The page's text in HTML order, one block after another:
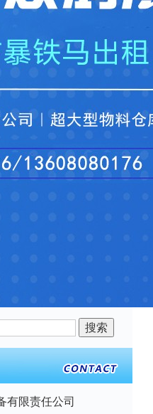
有限责任公司